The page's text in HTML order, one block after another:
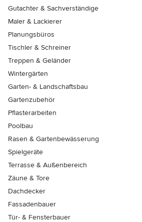
Gutachter & Sachverständige
Maler & Lackierer
Planungsbüros
Tischler & Schreiner
Treppen & Geländer
Wintergärten
Garten- & Landschaftsbau
Gartenzubehör
Pflasterarbeiten
Poolbau
Rasen & Gartenbewässerung
Spielgeräte
Terrasse & Außenbereich
Zäune & Tore
Dachdecker
Fassadenbauer
Tür- & Fensterbauer